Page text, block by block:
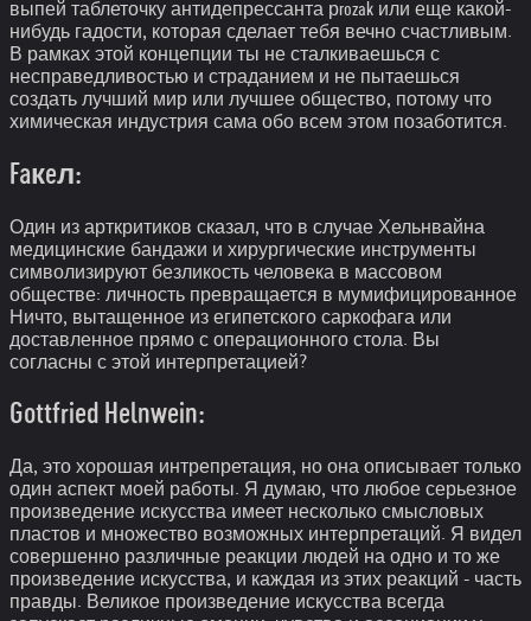
выпей таблеточку антидепрессанта рrozak или еще какой-
нибудь гадости, которая сделает тебя вечно счастливым.
В рамках этой концепции ты не сталкиваешься с
несправедливостью и страданием и не пытаешься
создать лучший мир или лучшее общество, потому что
химическая индустрия сама обо всем этом позаботится.
Faкeл:
Один из арткритиков сказал, что в случае Хельнвайна
медицинские бандажи и хирургические инструменты
символизируют безликость человека в массовом
обществе: личность превращается в мумифицированное
Ничто, вытащенное из египетского саркофага или
доставленное прямо с операционного стола. Вы
согласны с этой интерпретацией?
Gottfried Helnwein:
Да, это хорошая интрепретация, но она описывает только
один аспект моей работы. Я думаю, что любое серьезное
произведение искусства имеет несколько смысловых
пластов и множество возможных интерпретаций. Я видел
совершенно различные реакции людей на одно и то же
произведение искусства, и каждая из этих реакций - часть
правды. Великое произведение искусства всегда